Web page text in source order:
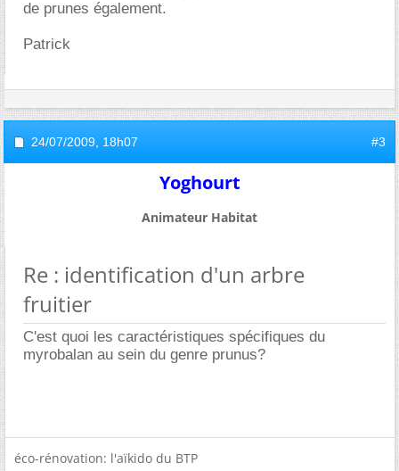
de prunes également.
Patrick
24/07/2009, 18h07 #3
Yoghourt
Animateur Habitat
Re : identification d'un arbre
fruitier
C'est quoi les caractéristiques spécifiques du
myrobalan au sein du genre prunus?
éco-rénovation: l'aïkido du BTP